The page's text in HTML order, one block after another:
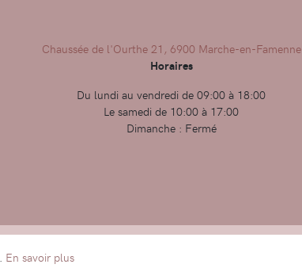
Chaussée de l'Ourthe 21, 6900 Marche-en-Famenne
Horaires
Du lundi au vendredi de 09:00 à 18:00
Le samedi de 10:00 à 17:00
Dimanche : Fermé
En savoir plus